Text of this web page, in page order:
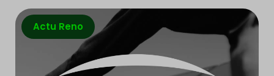
Actu Reno